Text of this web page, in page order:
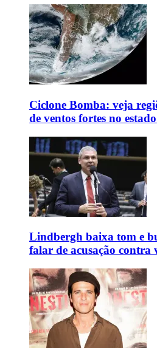
Ciclone Bomba: veja
de ventos fortes no
Lindbergh baixa tom e
falar de acusação contra